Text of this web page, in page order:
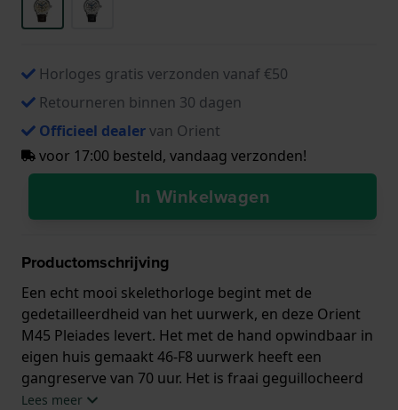
Horloges gratis verzonden vanaf €50
Retourneren binnen 30 dagen
Officieel dealervan Orient
voor 17:00 besteld, vandaag verzonden!
In Winkelwagen
Productomschrijving
Een echt mooi skelethorloge begint met de
gedetailleerdheid van het uurwerk, en deze Orient
M45 Pleiades levert. Het met de hand opwindbaar in
eigen huis gemaakt 46-F8 uurwerk heeft een
gangreserve van 70 uur. Het is fraai geguillocheerd
en het ontsnappingswiel is opvallend blauw
Lees meer